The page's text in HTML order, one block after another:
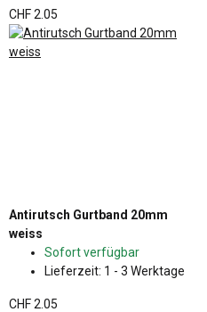
CHF 2.05
Antirutsch Gurtband 20mm
weiss
Sofort verfügbar
Lieferzeit: 1 - 3 Werktage
CHF 2.05